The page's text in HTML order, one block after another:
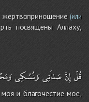
(или
посвящены Аллаху,
قُلْإِنَّصَلاَتِى وَنُسُكِى
и благочестие мое,